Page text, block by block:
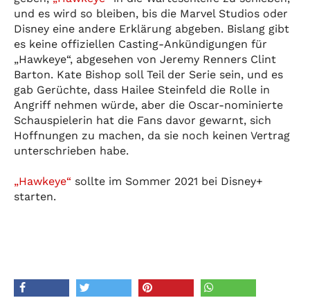
und es wird so bleiben, bis die Marvel Studios oder
Disney eine andere Erklärung abgeben. Bislang gibt
es keine offiziellen Casting-Ankündigungen für
„Hawkeye“, abgesehen von Jeremy Renners Clint
Barton. Kate Bishop soll Teil der Serie sein, und es
gab Gerüchte, dass Hailee Steinfeld die Rolle in
Angriff nehmen würde, aber die Oscar-nominierte
Schauspielerin hat die Fans davor gewarnt, sich
Hoffnungen zu machen, da sie noch keinen Vertrag
unterschrieben habe.
„Hawkeye“ sollte im Sommer 2021 bei Disney+
starten.